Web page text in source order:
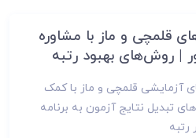
قلمچی و ماز با مشاوره
روش‌های بهبود رتبه
آزمایشی قلمچی و ماز با کمک
تبدیل نتایج آزمون به برنامه
رتبه